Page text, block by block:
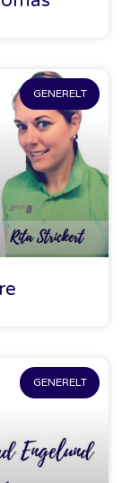
GENERELT
GENERELT